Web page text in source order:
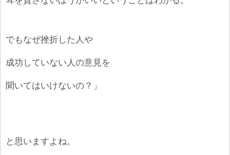
でもなぜ挫折した人や
成功していない人の意見を
聞いてはいけないの？」
と思いますよね。